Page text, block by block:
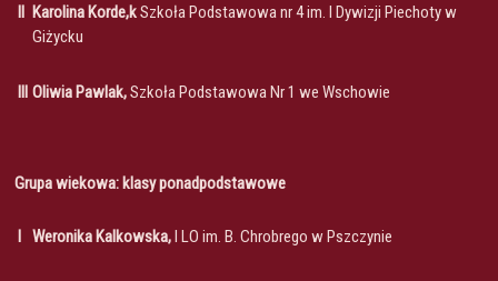
II Karolina Korde,kSzkoła Podstawowa nr 4 im. I Dywizji Piechoty w
Giżycku
III Oliwia Pawlak,Szkoła Podstawowa Nr 1 we Wschowie
Grupa wiekowa: klasy ponadpodstawowe
I Weronika Kalkowska,I LO im. B. Chrobrego w Pszczynie